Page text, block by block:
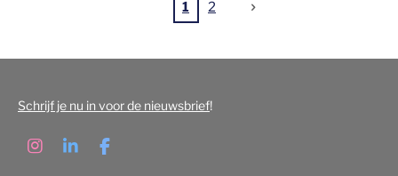
1 2
Schrijf je nu in voor de nieuwsbrief!
I
L
F